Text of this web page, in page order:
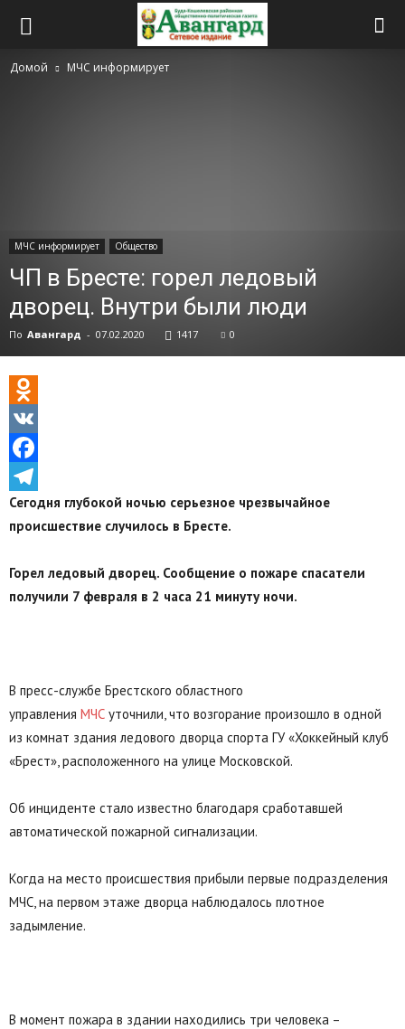
Домой МЧС информирует
МЧС информирует Общество
ЧП в Бресте: горел ледовый
дворец. Внутри были люди
По Авангард - 07.02.2020 1417 0
Odnoklassniki
VK
Facebook
Telegram
Сегодня глубокой ночью серьезное чрезвычайное
происшествие случилось в Бресте.
Горел ледовый дворец. Сообщение о пожаре спасатели
получили 7 февраля в 2 часа 21 минуту ночи.
В пресс-службе Брестского областного
управления МЧС уточнили, что возгорание произошло в одной
из комнат здания ледового дворца спорта ГУ «Хоккейный клуб
«Брест», расположенного на улице Московской.
Об инциденте стало известно благодаря сработавшей
автоматической пожарной сигнализации.
Когда на место происшествия прибыли первые подразделения
МЧС, на первом этаже дворца наблюдалось плотное
задымление.
В момент пожара в здании находились три человека –